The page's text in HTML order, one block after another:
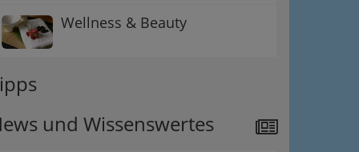
Wellness & Beauty
und Wissenswertes